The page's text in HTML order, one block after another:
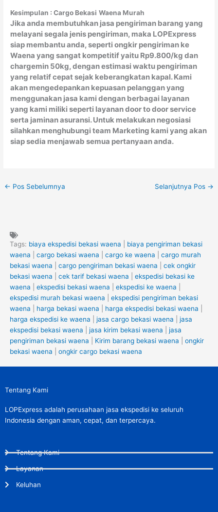
Kesimpulan : Cargo Bekasi Waena Murah
Jika anda membutuhkan jasa pengiriman barang yang
melayani segala jenis pengiriman, maka LOPExpress
siap membantu anda, seperti ongkir pengiriman ke
Waena yang sangat kompetitif yaitu Rp9.800/kg dan
chargemin 50kg, dengan estimasi waktu pengiriman
yang relatif cepat sejak keberangkatan kapal. Kami
akan mengedepankan kepuasan pelanggan yang
menggunakan jasa kami dengan berbagai layanan
yang kami miliki seperti layanan door to door service
serta jaminan asuransi. Untuk melakukan negosiasi
silahkan menghubungi team Marketing kami yang akan
siap sedia menjawab semua pertanyaan anda.
← Pos Sebelumnya Selanjutnya Pos →
Tags: biaya ekspedisi bekasi waena
biaya pengiriman bekasi
waena
cargo bekasi waena cargo ke waena
cargo murah
bekasi waena
cargo pengiriman bekasi waena
cek ongkir
bekasi waena
cek tarif bekasi waena
ekspedisi bekasi ke
waena
ekspedisi bekasi waena ekspedisi ke waena
ekspedisi murah bekasi waena
ekspedisi pengiriman bekasi
waena
harga bekasi waena harga ekspedisi bekasi waena
harga ekspedisi ke waena
jasa cargo bekasi waena
jasa
ekspedisi bekasi waena
jasa kirim bekasi waena
jasa
pengiriman bekasi waena
Kirim barang bekasi waena
ongkir
bekasi waena
ongkir cargo bekasi waena
Tentang Kami
LOPExpress adalah perusahaan jasa ekspedisi ke seluruh
Indonesia dengan aman, cepat, dan terpercaya.
Tentang Kami
Layanan
Keluhan